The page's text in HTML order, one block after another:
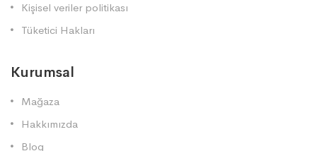
Kişisel veriler politikası
Tüketici Hakları
Kurumsal
Mağaza
Hakkımızda
Blog